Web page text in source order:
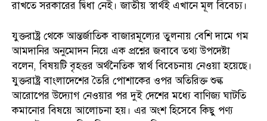
রাখতে সরকারের দ্বিধা নেই। জাতীয় স্বার্থই এখানে মূল বিবেচ্য।
যুক্তরাষ্ট্র থেকে আন্তর্জাতিক বাজারমূল্যের তুলনায় বেশি দামে গম
আমদানির অনুমোদন নিয়ে এক প্রশ্নের জবাবে তথ্য উপদেষ্টা
বলেন, বিষয়টি বৃহত্তর অর্থনৈতিক স্বার্থ বিবেচনায় নেওয়া হয়েছে।
যুক্তরাষ্ট্র বাংলাদেশের তৈরি পোশাকের ওপর অতিরিক্ত শুল্ক
আরোপের উদ্যোগ নেওয়ার পর দুই দেশের মধ্যে বাণিজ্য ঘাটতি
কমানোর বিষয়ে আলোচনা হয়। এর অংশ হিসেবে কিছু পণ্য